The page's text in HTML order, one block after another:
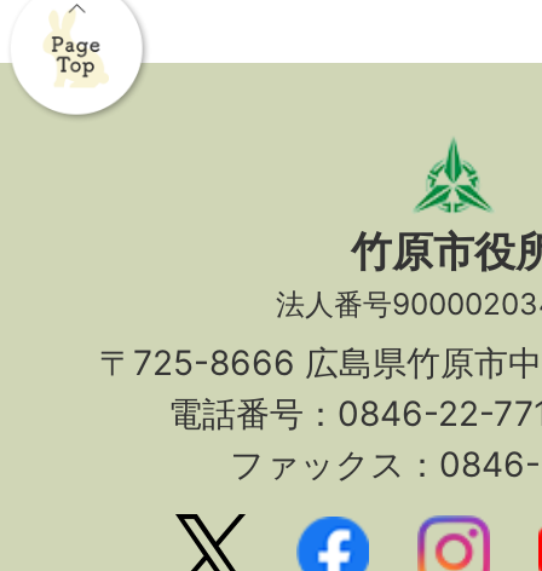
竹原市役
法人番号
〒725-8666 広島県竹原市
電話番号：0846-22-
ファックス：